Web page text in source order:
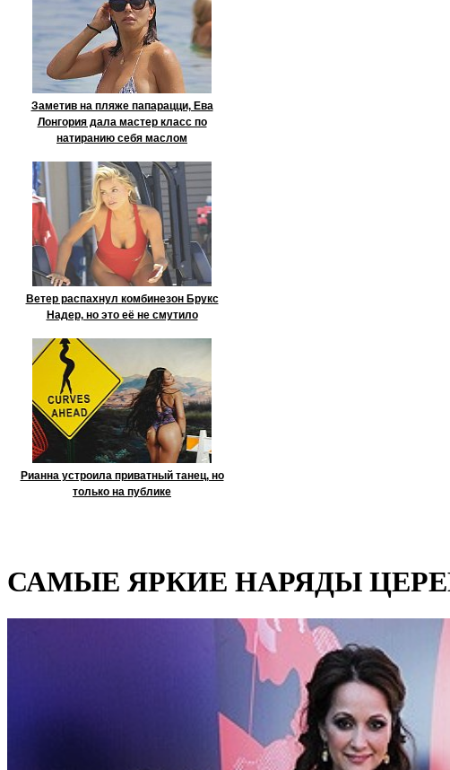
Заметив на пляже папарацци, Ева
Лонгория дала мастер класс по
натиранию себя маслом
Ветер распахнул комбинезон Брукс
Надер, но это её не смутило
Рианна устроила приватный танец, но
только на публике
САМЫЕ ЯРКИЕ НАРЯДЫ